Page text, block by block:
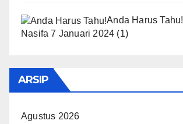
Anda Harus Tahu!
Nasifa 7 Januari 2024 (1)
ARSIP
Agustus 2026